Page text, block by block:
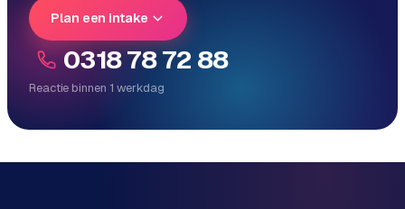
Plan een intake
0318 78 72 88
Reactie binnen 1 werkdag
Direct persoonlijk contact, geen ticketsysteem